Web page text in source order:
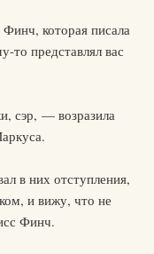
которая писала
то представлял вас
сэр, — возразила
в них отступления,
и вижу, что не
Финч.